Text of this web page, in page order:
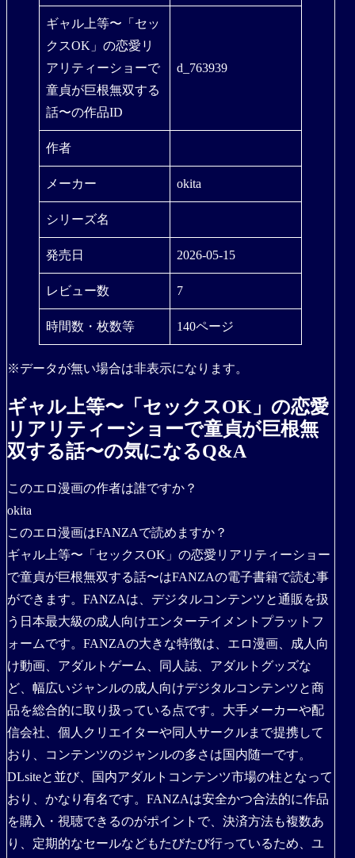
ギャル上等〜「セッ
クスOK」の恋愛リ
アリティーショーで
童貞が巨根無双する
話〜の作品ID
d_763939
作者
メーカー okita
シリーズ名
発売日 2026-05-15
レビュー数 7
時間数・枚数等 140ページ
※データが無い場合は非表示になります。
ギャル上等〜「セックスOK」の恋愛
リアリティーショーで童貞が巨根無
双する話〜の気になるQ&A
このエロ漫画の作者は誰ですか？
okita
このエロ漫画はFANZAで読めますか？
ギャル上等〜「セックスOK」の恋愛リアリティーショー
で童貞が巨根無双する話〜はFANZAの電子書籍で読む事
ができます。FANZAは、デジタルコンテンツと通販を扱
う日本最大級の成人向けエンターテイメントプラットフ
ォームです。FANZAの大きな特徴は、エロ漫画、成人向
け動画、アダルトゲーム、同人誌、アダルトグッズな
ど、幅広いジャンルの成人向けデジタルコンテンツと商
品を総合的に取り扱っている点です。大手メーカーや配
信会社、個人クリエイターや同人サークルまで提携して
おり、コンテンツのジャンルの多さは国内随一です。
DLsiteと並び、国内アダルトコンテンツ市場の柱となって
おり、かなり有名です。FANZAは安全かつ合法的に作品
を購入・視聴できるのがポイントで、決済方法も複数あ
り、定期的なセールなどもたびたび行っているため、ユ